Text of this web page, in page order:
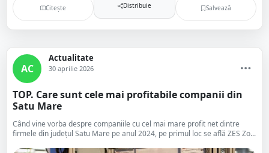
Citește Distribuie Salvează
AC
Actualitate
30 aprilie 2026
TOP. Care sunt cele mai profitabile companii din
Satu Mare
Când vine vorba despre companiile cu cel mai mare profit net dintre
firmele din județul Satu Mare pe anul 2024, pe primul loc se află ZES Zo...